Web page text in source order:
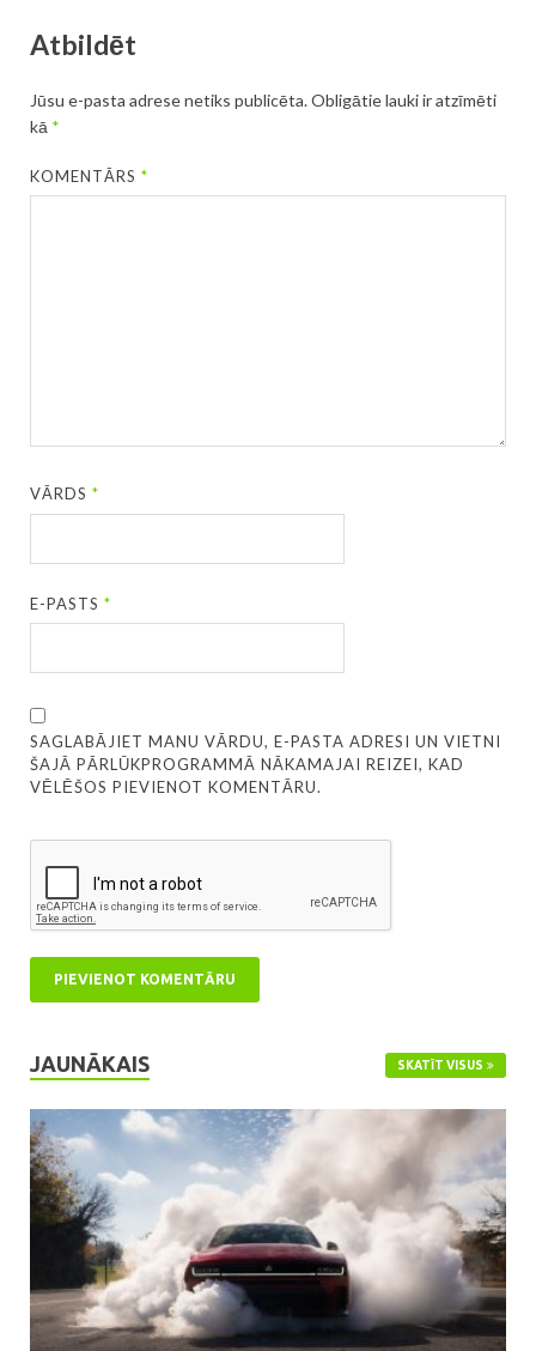
Atbildēt
Jūsu e-pasta adrese netiks publicēta.Obligātie lauki ir atzīmēti
kā *
KOMENTĀRS*
VĀRDS*
E-PASTS*
SAGLABĀJIET MANU VĀRDU, E-PASTA ADRESI UN VIETNI
ŠAJĀ PĀRLŪKPROGRAMMĀ NĀKAMAJAI REIZEI, KAD
VĒLĒŠOS PIEVIENOT KOMENTĀRU.
JAUNĀKAIS SKATĪT VISUS